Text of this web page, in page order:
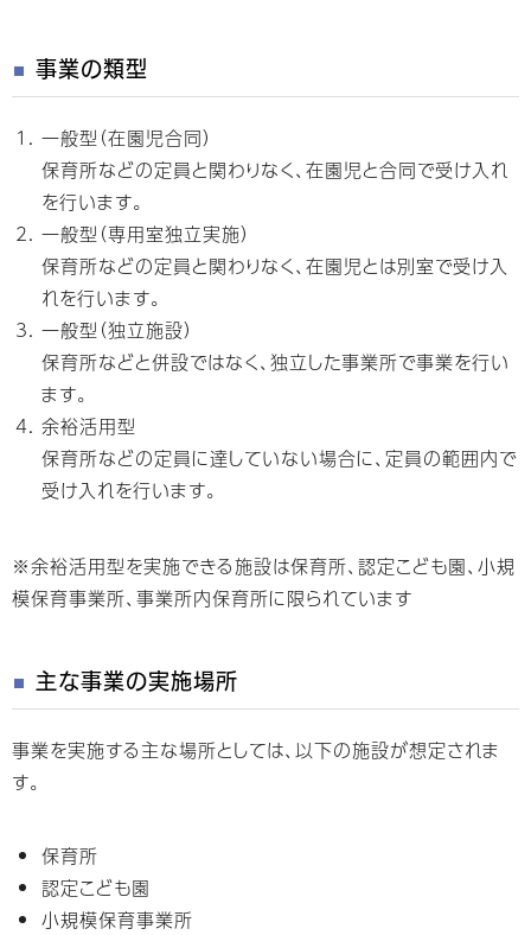
事業の類型
一般型（在園児合同）
保育所などの定員と関わりなく、在園児と合同で受け入れ
を行います。
一般型（専用室独立実施）
保育所などの定員と関わりなく、在園児とは別室で受け入
れを行います。
一般型（独立施設）
保育所などと併設ではなく、独立した事業所で事業を行い
ます。
余裕活用型
保育所などの定員に達していない場合に、定員の範囲内で
受け入れを行います。
※余裕活用型を実施できる施設は保育所、認定こども園、小規
模保育事業所、事業所内保育所に限られています
主な事業の実施場所
事業を実施する主な場所としては、以下の施設が想定されま
す。
保育所
認定こども園
小規模保育事業所